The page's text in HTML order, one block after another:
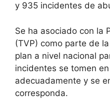
y 935 incidentes de
Se ha asociado con la
(TVP) como parte de
plan a nivel nacional
incidentes se tomen
adecuadamente y se
corresponda.